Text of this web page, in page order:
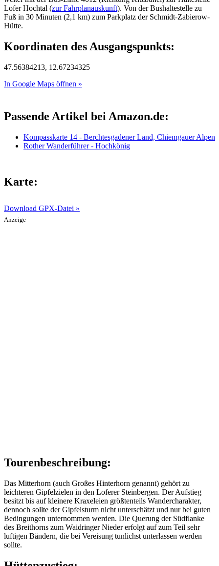
Lofer Hochtal (zur Fahrplanauskunft). Von der Bushaltestelle zu
Fuß in 30 Minuten (2,1 km) zum Parkplatz der Schmidt-Zabierow-
Hütte.
Koordinaten des Ausgangspunkts:
47.56384213, 12.67234325
In Google Maps öffnen »
Passende Artikel bei Amazon.de:
Kompasskarte 14 - Berchtesgadener Land, Chiemgauer Alpen
Rother Wanderführer - Hochkönig
Karte:
Download GPX-Datei »
Anzeige
Tourenbeschreibung:
Das Mitterhorn (auch Großes Hinterhorn genannt) gehört zu
leichteren Gipfelzielen in den Loferer Steinbergen. Der Aufstieg
besitzt bis auf kleinere Kraxeleien größtenteils Wandercharakter,
dennoch sollte der Gipfelsturm nicht unterschätzt und nur bei guten
Bedingungen unternommen werden. Die Querung der Südflanke
des Breithorns zum Waidringer Nieder erfolgt auf zum Teil sehr
luftigen Bändern, die bei Vereisung tunlichst unterlassen werden
sollte.